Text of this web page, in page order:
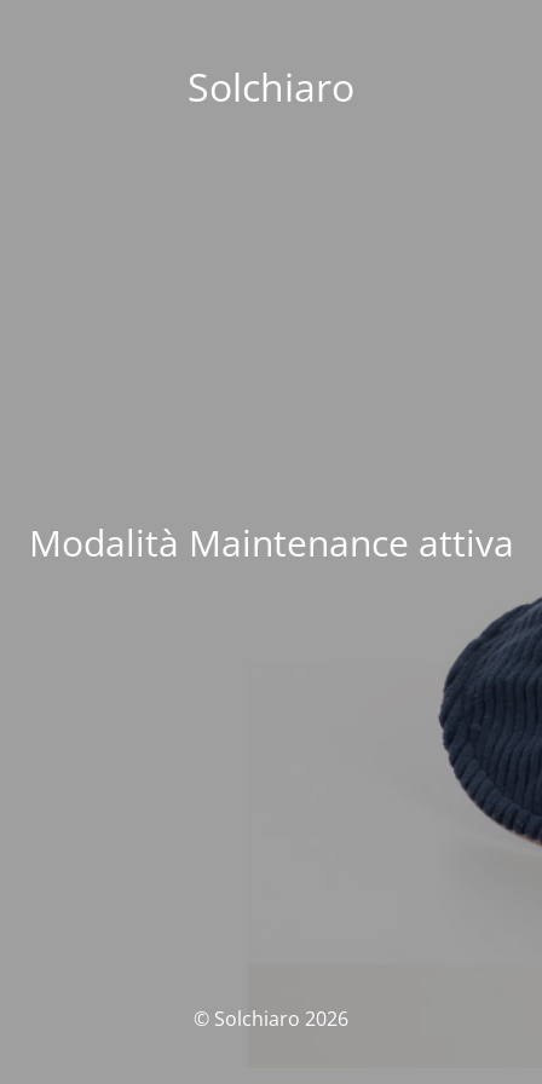
Solchiaro
Modalità Maintenance attiva
© Solchiaro 2026